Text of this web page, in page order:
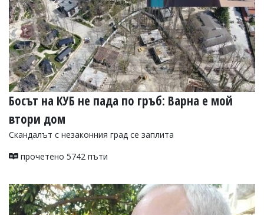
УКРАЙНА
СПОРТ
РАЗСЛЕДВАНЕ
БИЗНЕС
ЮГ
Управители:
Веселин
Василев,
email:
Катя
Главен
редактор:
Босът на КУБ не пада по гръб: Варна е мой
втори дом
Скандалът с незаконния град се заплита
прочетено 5742 пъти